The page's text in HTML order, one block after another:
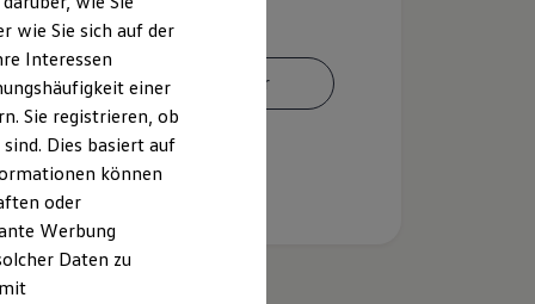
Ansprechpartner
wie Sie sich auf der
Interessen
einer
Sie registrieren, ob
Dies basiert auf
können
oder
Werbung
Daten zu